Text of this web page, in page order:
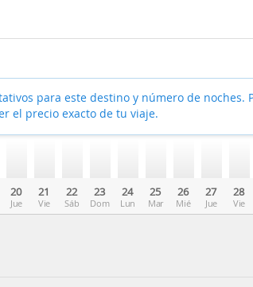
20
Jue
21
Vie
22
Sáb
23
Dom
24
Lun
25
Mar
26
Mié
27
Jue
28
Vie
para este destino y número de noches.
el precio exacto de tu viaje.